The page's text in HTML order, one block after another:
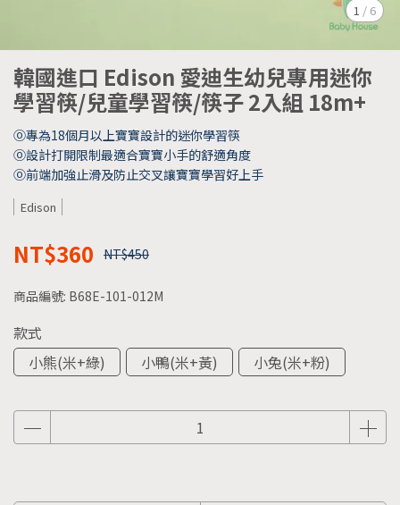
1 / 6
韓國進口 Edison 愛迪生幼兒專用迷你
學習筷/兒童學習筷/筷子 2入組 18m+
⓪專為18個月以上寶寶設計的迷你學習筷
⓪設計打開限制最適合寶寶小手的舒適角度
⓪前端加強止滑及防止交叉讓寶寶學習好上手
Edison
NT$360 NT$450
商品編號: B68E-101-012M
款式
小熊(米+綠)
小鴨(米+黃) 小兔(米+粉)